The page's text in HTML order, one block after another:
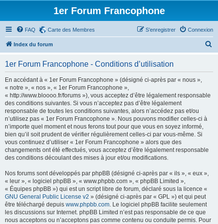
1er Forum Francophone
FAQ Carte des Membres Connexion
S’enregistrer
Index du forum
1er Forum Francophone - Conditions d’utilisation
En accédant à « 1er Forum Francophone » (désigné ci-après par « nous »,
« notre », « nos », « 1er Forum Francophone »,
« http://www.bloooo.fr/forums »), vous acceptez d’être légalement responsable
des conditions suivantes. Si vous n’acceptez pas d’être légalement
responsable de toutes les conditions suivantes, alors n’accédez pas et/ou
n’utilisez pas « 1er Forum Francophone ». Nous pouvons modifier celles-ci à
n’importe quel moment et nous ferons tout pour que vous en soyez informé,
bien qu’il soit prudent de vérifier régulièrement celles-ci par vous-même. Si
vous continuez d’utiliser « 1er Forum Francophone » alors que des
changements ont été effectués, vous acceptez d’être légalement responsable
des conditions découlant des mises à jour et/ou modifications.
Nos forums sont développés par phpBB (désigné ci-après par « ils », « eux »,
« leur », « logiciel phpBB », « www.phpbb.com », « phpBB Limited »,
« Équipes phpBB ») qui est un script libre de forum, déclaré sous la licence «
GNU General Public License v2 » (désigné ci-après par « GPL ») et qui peut
être téléchargé depuis www.phpbb.com. Le logiciel phpBB facilite seulement
les discussions sur Internet. phpBB Limited n’est pas responsable de ce que
nous acceptons ou n’acceptons pas comme contenu ou conduite permis. Pour